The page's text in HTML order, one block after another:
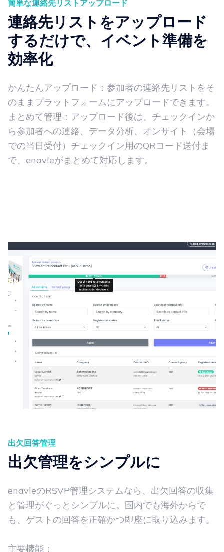
簡単な連絡先リストアップロード
連絡先リストをアップロード
するだけで、イベント準備を
効率化
かんたんアップロード：参加者の連絡先リストをそ
のままプラットフォームにアップロードできます。
まとめて管理：アップロード後は、チェックインか
ら参加者への連絡、データ分析、オンサイト（会場
出欠回答管理
出欠管理をシンプルに
enavleのRSVP管理システムなら、出欠回答の収集
も、ゲストの回答を正確かつ即座に取り込みます。